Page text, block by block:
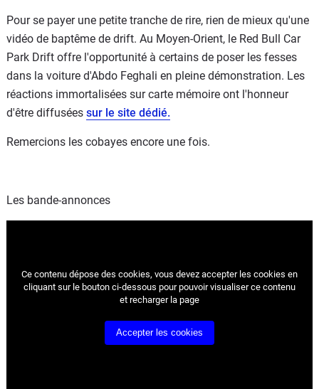
Pour se payer une petite tranche de rire, rien de mieux qu'une
vidéo de baptême de drift. Au Moyen-Orient, le Red Bull Car
Park Drift offre l'opportunité à certains de poser les fesses
dans la voiture d'Abdo Feghali en pleine démonstration. Les
réactions immortalisées sur carte mémoire ont l'honneur
d'être diffusées sur le site dédié.
Remercions les cobayes encore une fois.
Les bande-annonces
Ce contenu dépose des cookies, vous devez accepter les cookies en
cliquant sur le bouton ci-dessous pour pouvoir visualiser ce contenu
et recharger la page
Accepter les cookies